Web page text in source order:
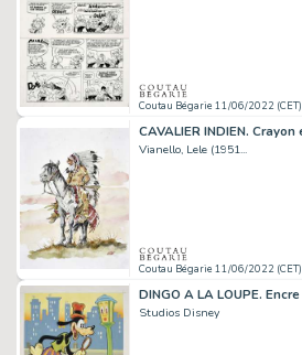
Coutau Bégarie 11/06/2022 (CET)
Vianello, Lele (1951...
Coutau Bégarie 11/06/2022 (CET)
Studios Disney